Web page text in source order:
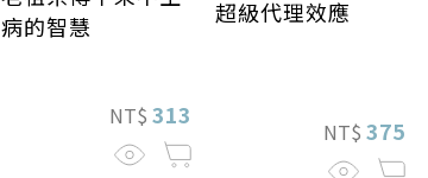
病的智慧
NT$ 313
超級代理效應
NT$ 375